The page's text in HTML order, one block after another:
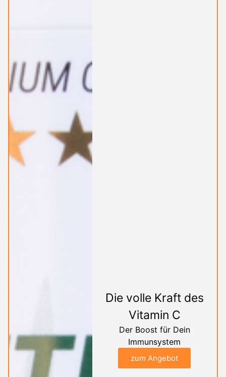
Die volle Kraft des
Vitamin C
Der Boost für Dein
Immunsystem
zum Angebot